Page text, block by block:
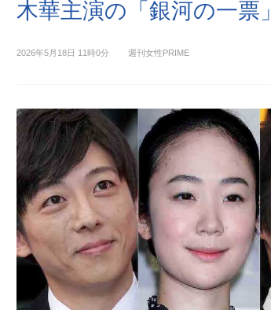
木華主演の「銀河の一票」
2026年5月18日 11時0分 週刊女性PRIME